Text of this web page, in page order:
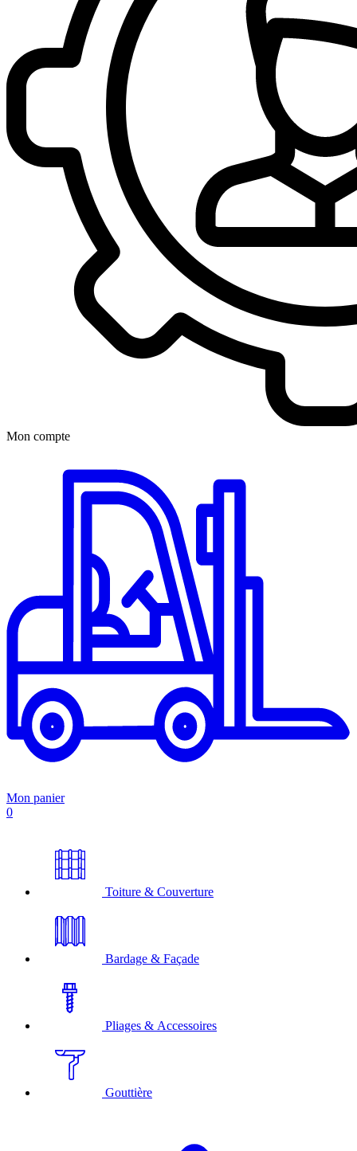
Mon compte
Mon panier
0
Toiture & Couverture
Bardage & Façade
Pliages & Accessoires
Gouttière